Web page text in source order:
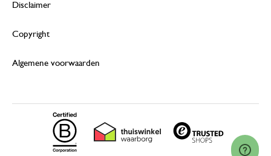
Disclaimer
Copyright
Algemene voorwaarden